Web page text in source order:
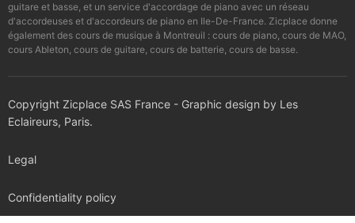
guitare et basse, et un service d'accordage de piano avec un réseau
d'accordeuses et d'accordeurs de piano en Ile-De-France. Zicplace donne
également des cours de musique à Montreuil : cours de piano, cours de MAO,
cours Ableton, cours de guitare, cours de batterie, cours de basse.
Copyright Zicplace SAS France - Graphic design by Les
Eclaireurs, Paris.
Legal
Confidentiality policy